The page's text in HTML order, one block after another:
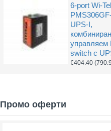
6-port Wi-
UPS-I,
комбиниран
управляем
switch с
€404.40
Промо оферти